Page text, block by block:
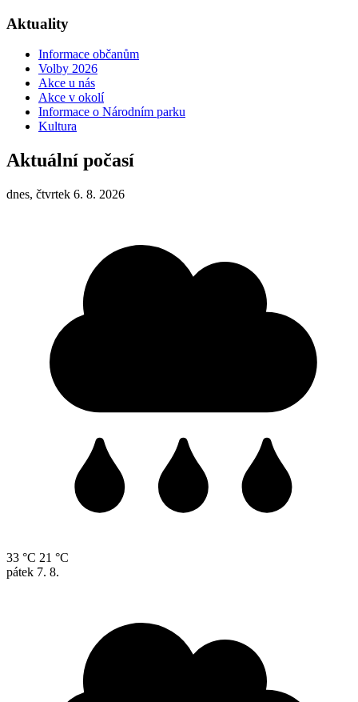
Aktuality
Informace občanům
Volby 2026
Akce u nás
Akce v okolí
Informace o Národním parku
Kultura
Aktuální počasí
dnes, čtvrtek 6. 8. 2026
33 °C 21 °C
pátek 7. 8.